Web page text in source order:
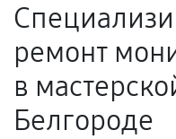
Поломка
нормальной
гарантийного
Несоответствие
техническим
ремонт
в
Белгороде